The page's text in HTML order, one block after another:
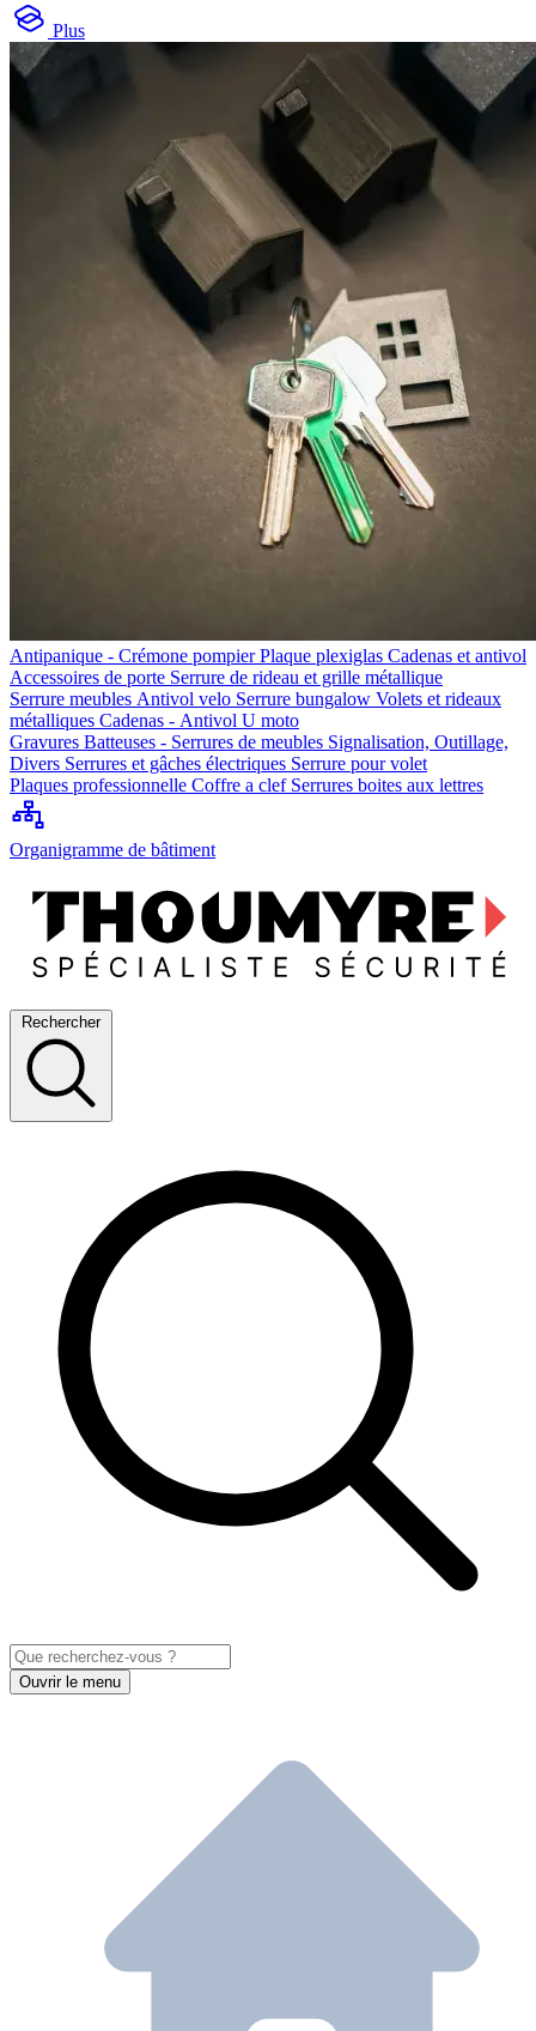
Plus
Antipanique - Crémone pompierPlaque plexiglas Cadenas et antivol
Accessoires de porte Serrure de rideau et grille métallique
Serrure meubles Antivol velo Serrure bungalow Volets et rideaux
métalliques Cadenas - Antivol U moto
Gravures Batteuses - Serrures de meubles Signalisation, Outillage,
Divers Serrures et gâches électriques Serrure pour volet
Plaques professionnelle Coffre a clef Serrures boites aux lettres
Organigramme de bâtiment
Rechercher
Ouvrir le menu